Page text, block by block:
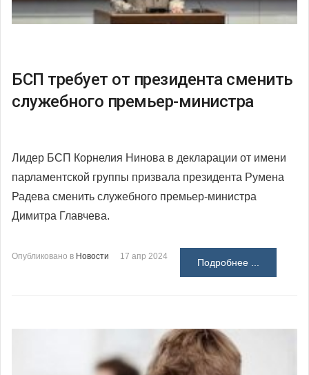
БСП требует от президента сменить
служебного премьер-министра
Лидер БСП Корнелия Нинова в декларации от имени
парламентской группы призвала президента Румена
Радева сменить служебного премьер-министра
Димитра Главчева.
Опубликовано в Новости 17 апр 2024
Подробнее ...